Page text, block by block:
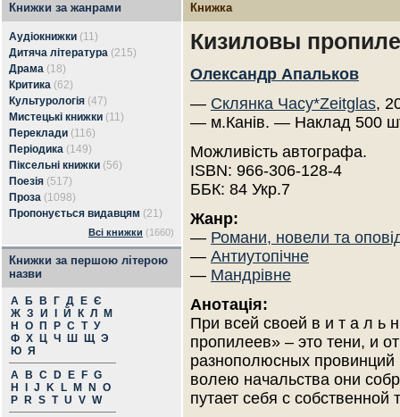
Книжки за жанрами
Аудіокнижки (11)
Дитяча література (215)
Драма (18)
Критика (62)
Культурологія (47)
Мистецькі книжки (11)
Переклади (116)
Періодика (149)
Піксельні книжки (56)
Поезія (517)
Проза (1098)
Пропонується видавцям (21)
Всі книжки (1660)
Книжки за першою літерою
назви
А Б В Г Д Е Є
Ж З И Й К Л
М
Н
О П Р С Т У
Ф Х Ц Ч Ш Щ Э
Ю Я
A
B C D E F G
H
J K L M N
O
P
R S T U V W
Книжка
Кизиловы
Олександр Апальков
— Склянка Часу*Zeitglas,
— м.Канів. — Наклад 500
Можливість автографа.
ISBN: 966-306-128-4
ББК: 84 Укр.7
Жанр:
— Романи, новели та
— Антиутопічне
— Мандрівне
Анотація:
При всей своей в и т а л ь
пропилеев» – это тени, и
разнополюсных
волею начальства они
путает себя с собственной